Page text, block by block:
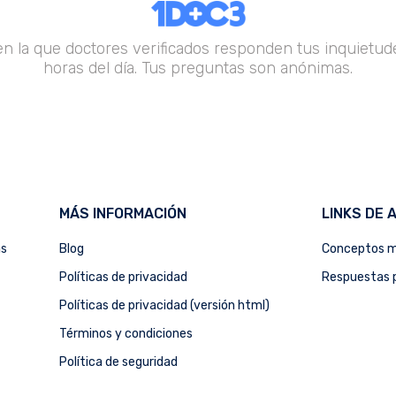
la que doctores verificados responden tus
horas del día. Tus preguntas son anónimas.
MÁS INFORMACIÓN
Blog
Políticas de privacidad
Políticas de privacidad (versión html)
Términos y condiciones
Política de seguridad
LINKS DE
Conceptos
Respuestas